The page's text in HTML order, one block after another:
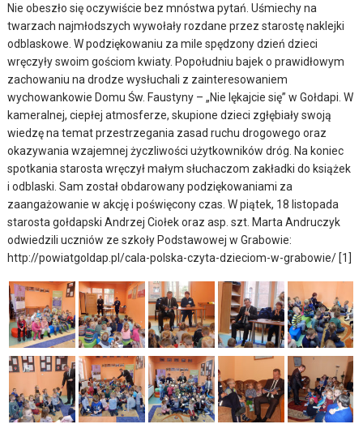
Nie obeszło się oczywiście bez mnóstwa pytań. Uśmiechy na
twarzach najmłodszych wywołały rozdane przez starostę naklejki
odblaskowe. W podziękowaniu za mile spędzony dzień dzieci
wręczyły swoim gościom kwiaty. Popołudniu bajek o prawidłowym
zachowaniu na drodze wysłuchali z zainteresowaniem
wychowankowie Domu Św. Faustyny – „Nie lękajcie się” w Gołdapi. W
kameralnej, ciepłej atmosferze, skupione dzieci zgłębiały swoją
wiedzę na temat przestrzegania zasad ruchu drogowego oraz
okazywania wzajemnej życzliwości użytkowników dróg. Na koniec
spotkania starosta wręczył małym słuchaczom zakładki do książek
i odblaski. Sam został obdarowany podziękowaniami za
zaangażowanie w akcję i poświęcony czas. W piątek, 18 listopada
starosta gołdapski Andrzej Ciołek oraz asp. szt. Marta Andruczyk
odwiedzili uczniów ze szkoły Podstawowej w Grabowie:
http://powiatgoldap.pl/cala-polska-czyta-dzieciom-w-grabowie/ [1]